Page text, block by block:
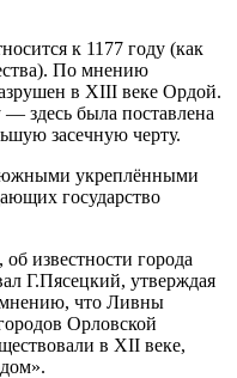
к 1177 году (как
По мнению
в XIII веке Ордой.
здесь была поставлена
засечную черту.
укреплёнными
государство
известности города
Г.Пясецкий, утверждая
что Ливны
Орловской
в XII веке,